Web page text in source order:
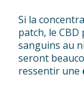
Si la
patch, le
sanguins au
seront
ressentir une